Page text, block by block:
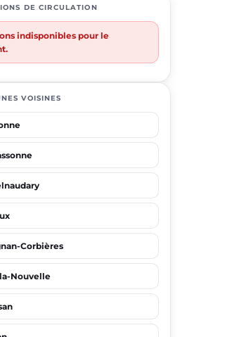
DE CIRCULATION
indisponibles pour le
VOISINES
Corbières
Nouvelle